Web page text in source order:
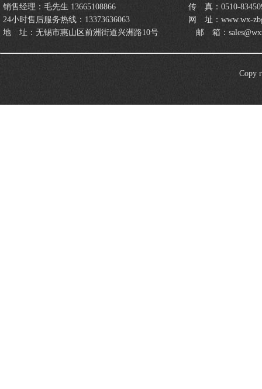
销售经理：毛先生 13665108866 传 ​真：0510-
24小时售后服务热线：13373636063 网 ​址：www.wx-
地 ​址：无锡市惠山区前洲街道兴洲路10号 邮 ​箱：
Copy